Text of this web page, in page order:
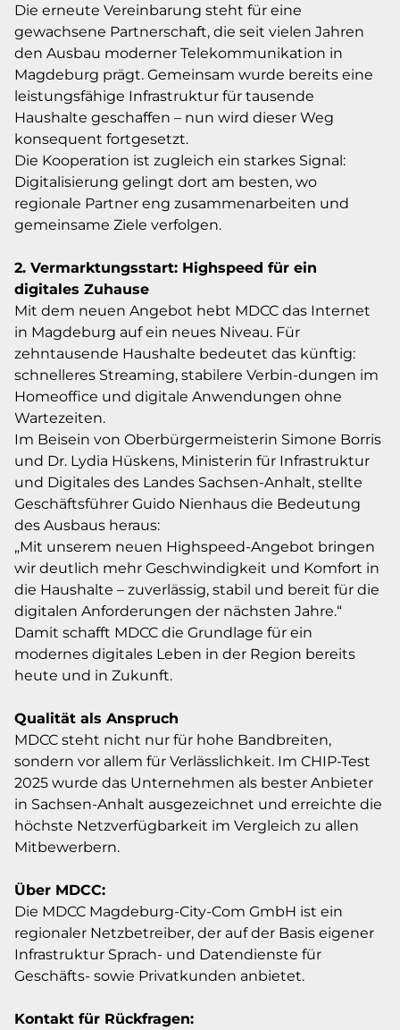
Die erneute Vereinbarung steht für eine
gewachsene Partnerschaft, die seit vielen Jahren
den Ausbau moderner Telekommunikation in
Magdeburg prägt. Gemeinsam wurde bereits eine
leistungsfähige Infrastruktur für tausende
Haushalte geschaffen – nun wird dieser Weg
konsequent fortgesetzt.
Die Kooperation ist zugleich ein starkes Signal:
Digitalisierung gelingt dort am besten, wo
regionale Partner eng zusammenarbeiten und
gemeinsame Ziele verfolgen.
2. Vermarktungsstart: Highspeed für ein
digitales Zuhause
Mit dem neuen Angebot hebt MDCC das Internet
in Magdeburg auf ein neues Niveau. Für
zehntausende Haushalte bedeutet das künftig:
schnelleres Streaming, stabilere Verbin-dungen im
Homeoffice und digitale Anwendungen ohne
Wartezeiten.
Im Beisein von Oberbürgermeisterin Simone Borris
und Dr. Lydia Hüskens, Ministerin für Infrastruktur
und Digitales des Landes Sachsen-Anhalt, stellte
Geschäftsführer Guido Nienhaus die Bedeutung
des Ausbaus heraus:
„Mit unserem neuen Highspeed-Angebot bringen
wir deutlich mehr Geschwindigkeit und Komfort in
die Haushalte – zuverlässig, stabil und bereit für die
digitalen Anforderungen der nächsten Jahre.“
Damit schafft MDCC die Grundlage für ein
modernes digitales Leben in der Region bereits
heute und in Zukunft.
Qualität als Anspruch
MDCC steht nicht nur für hohe Bandbreiten,
sondern vor allem für Verlässlichkeit. Im CHIP-Test
2025 wurde das Unternehmen als bester Anbieter
in Sachsen-Anhalt ausgezeichnet und erreichte die
höchste Netzverfügbarkeit im Vergleich zu allen
Mitbewerbern.
Über MDCC:
Die MDCC Magdeburg-City-Com GmbH ist ein
regionaler Netzbetreiber, der auf der Basis eigener
Infrastruktur Sprach- und Datendienste für
Geschäfts- sowie Privatkunden anbietet.
Kontakt für Rückfragen: